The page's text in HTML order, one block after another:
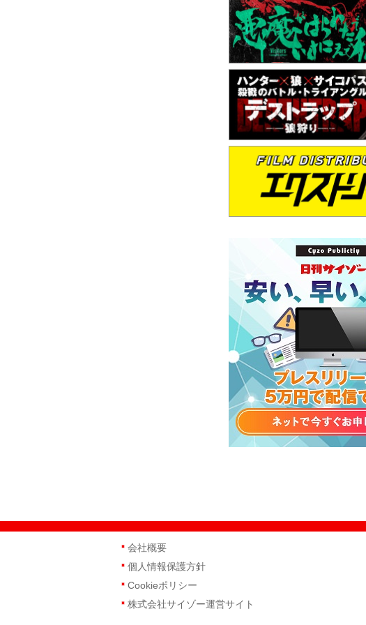
会社概要
個人情報保護方針
Cookieポリシー
株式会社サイゾー運営サイト